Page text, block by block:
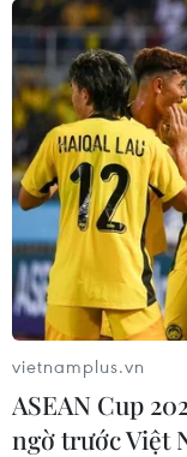
vietnamplus.vn
ASEAN Cup
ngờ trước Việt